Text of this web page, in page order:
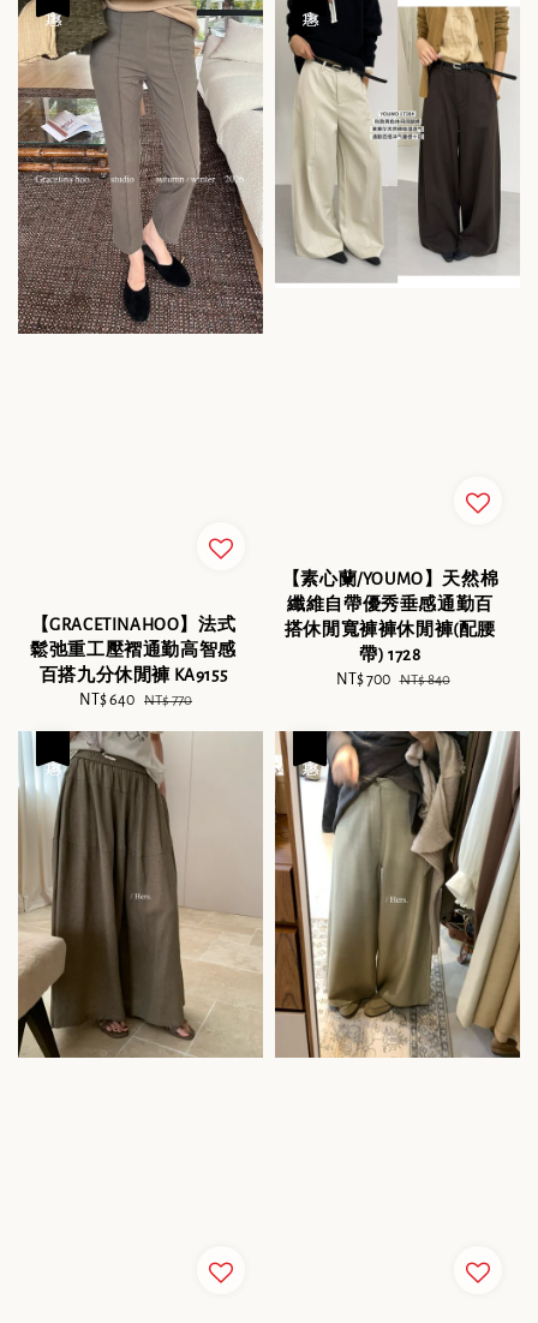
【GRACETINAHOO】法式
鬆弛重工壓褶通勤高智感
百搭九分休閒褲 KA9155
Sale
NT$ 640 Regular
NT$ 770
【素心蘭/YOUMO】天然棉
纖維自帶優秀垂感通勤百
搭休閒寬褲褲休閒褲(配腰
帶) 1728
Sale
NT$ 700 Regular
NT$ 840